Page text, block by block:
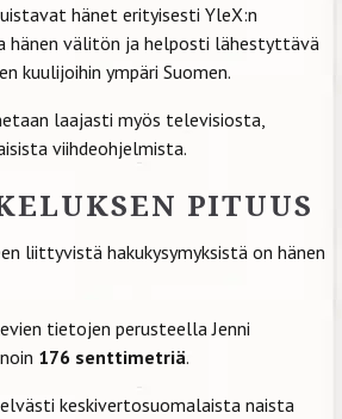
hänet erityisesti YleX:n
hänen välitön ja helposti lähestyttävä
kuulijoihin ympäri Suomen.
laajasti myös televisiosta,
viihdeohjelmista.
PITUUS
liittyvistä hakukysymyksistä on hänen
tietojen perusteella Jenni
176 senttimetriä.
keskivertosuomalaista naista